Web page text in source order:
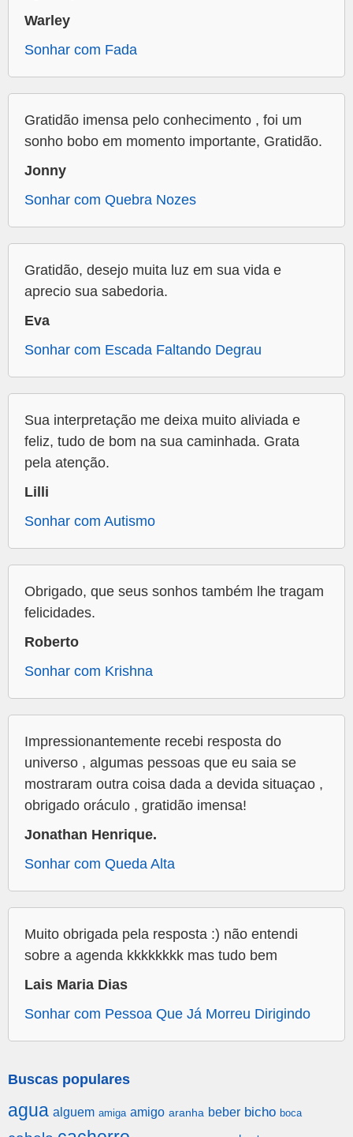
Warley
Sonhar com Fada
Gratidão imensa pelo conhecimento , foi um
sonho bobo em momento importante, Gratidão.
Jonny
Sonhar com Quebra Nozes
Gratidão, desejo muita luz em sua vida e
aprecio sua sabedoria.
Eva
Sonhar com Escada Faltando Degrau
Sua interpretação me deixa muito aliviada e
feliz, tudo de bom na sua caminhada. Grata
pela atenção.
Lilli
Sonhar com Autismo
Obrigado, que seus sonhos também lhe tragam
felicidades.
Roberto
Sonhar com Krishna
Impressionantemente recebi resposta do
universo , algumas pessoas que eu saia se
mostraram outra coisa dada a devida situaçao ,
obrigado oráculo , gratidão imensa!
Jonathan Henrique.
Sonhar com Queda Alta
Muito obrigada pela resposta :) não entendi
sobre a agenda kkkkkkkk mas tudo bem
Lais Maria Dias
Sonhar com Pessoa Que Já Morreu Dirigindo
Buscas populares
agua alguem amiga amigo aranha beber bicho boca